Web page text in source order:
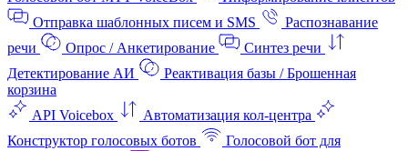
Отправка шаблонных писем и SMS
Распознавание
речи
Опрос / Анкетирование
Синтез речи
Детектирование АИ
Реактивация базы / Брошенная
корзина
API Voicebox
Автоматизация кол‑центра
Конструктор голосовых ботов
Голосовой бот для